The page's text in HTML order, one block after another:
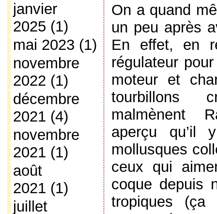
janvier
2025 (1)
mai 2023 (1)
novembre
2022 (1)
décembre
2021 (4)
novembre
2021 (1)
août
2021 (1)
juillet
On a quand
un peu après
En effet, en
régulateur
moteur et
tourbillons
malmènent
aperçu qu’il
mollusques
ceux qui
coque depuis
tropiques (ça